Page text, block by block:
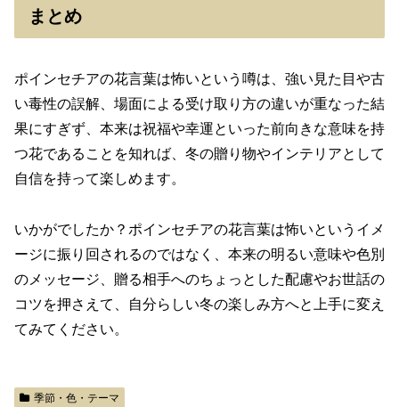
まとめ
ポインセチアの花言葉は怖いという噂は、強い見た目や古
い毒性の誤解、場面による受け取り方の違いが重なった結
果にすぎず、本来は祝福や幸運といった前向きな意味を持
つ花であることを知れば、冬の贈り物やインテリアとして
自信を持って楽しめます。
いかがでしたか？ポインセチアの花言葉は怖いというイメ
ージに振り回されるのではなく、本来の明るい意味や色別
のメッセージ、贈る相手へのちょっとした配慮やお世話の
コツを押さえて、自分らしい冬の楽しみ方へと上手に変え
てみてください。
季節・色・テーマ